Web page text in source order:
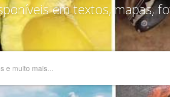
em textos, mapas,